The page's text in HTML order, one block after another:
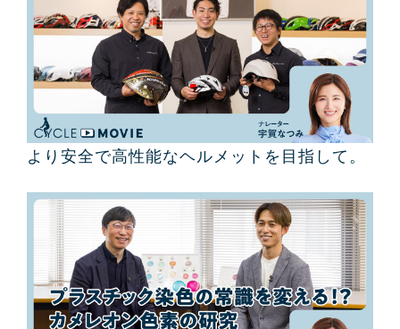
より安全で高性能なヘルメットを目指して。